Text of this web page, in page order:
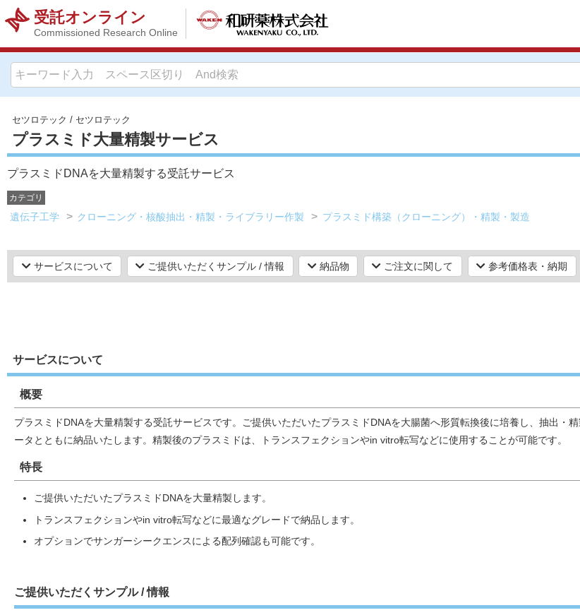
受託オンライン
Commissioned Research Online
セツロテック / セツロテック
プラスミド大量精製サービス
プラスミドDNAを大量精製する受託サービス
カテゴリ
遺伝子工学 クローニング・核酸抽出・精製・ライブラリー作製 プラスミド構築（クローニング）・精製・製造
サービスについて ご提供いただくサンプル / 情報 納品物 ご注文に関して 参考価格表・納期
サービスについて
概要
プラスミドDNAを大量精製する受託サービスです。ご提供いただいたプラスミドDNAを大腸菌へ形質転換後に培養し、抽出・
ータとともに納品いたします。精製後のプラスミドは、トランスフェクションやin vitro転写などに使用することが可能です。
特長
ご提供いただいたプラスミドDNAを大量精製します。
トランスフェクションやin vitro転写などに最適なグレードで納品します。
オプションでサンガーシークエンスによる配列確認も可能です。
ご提供いただくサンプル / 情報